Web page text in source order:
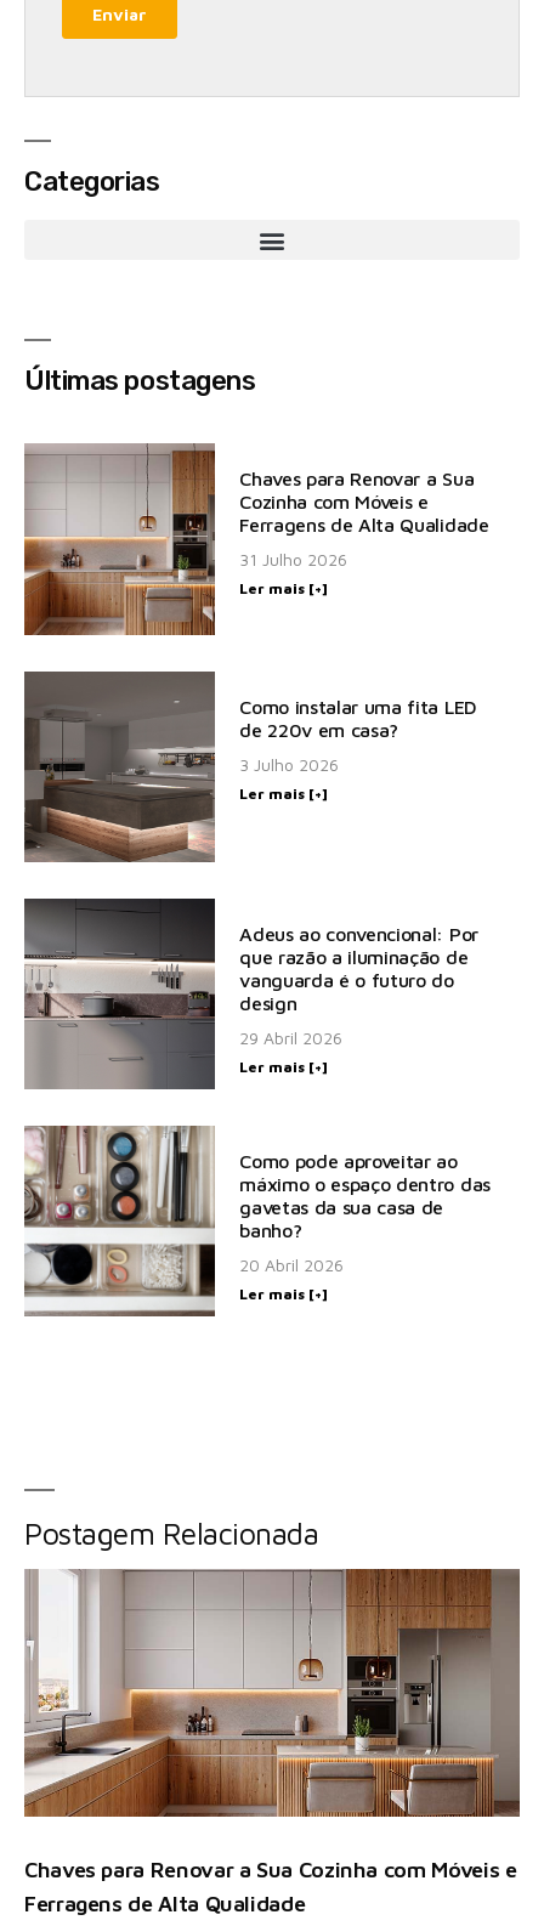
Categorias
Últimas postagens
Chaves para Renovar a Sua
Cozinha com Móveis e
Ferragens de Alta Qualidade
31 Julho 2026
Ler mais [+]
Como instalar uma fita LED
de 220v em casa?
3 Julho 2026
Ler mais [+]
Adeus ao convencional: Por
que razão a iluminação de
vanguarda é o futuro do
design
29 Abril 2026
Ler mais [+]
Como pode aproveitar ao
máximo o espaço dentro das
gavetas da sua casa de
banho?
20 Abril 2026
Ler mais [+]
Postagem Relacionada
Chaves para Renovar a Sua Cozinha com Móveis e
Ferragens de Alta Qualidade